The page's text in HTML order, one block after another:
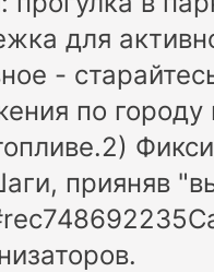
для
-
по городу
прияняв